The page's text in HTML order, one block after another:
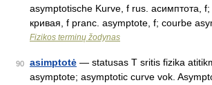
asymptotische Kurve, f rus. асимптота, f;
кривая, f pranc. asymptote, f; courbe
Fizikos terminų žodynas
90 asimptotė — statusas T sritis fizika
asymptote; asymptotic curve vok.